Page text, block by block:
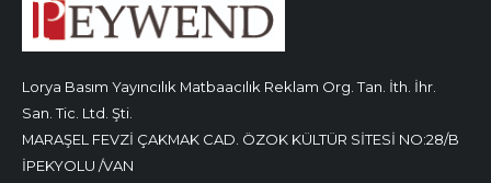
Lorya Basım Yayıncılık Matbaacılık Reklam Org. Tan. İth. İhr.
San. Tic. Ltd. Şti.
MARAŞEL FEVZİ ÇAKMAK CAD. ÖZOK KÜLTÜR SİTESİ NO:28/B
İPEKYOLU /VAN